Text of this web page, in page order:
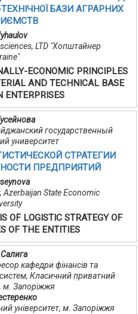
БАЗИ АГРАРНИХ
LTD "Хопштайнер
ECONOMIC PRINCIPLES
AND TECHNICAL BASE
ENTERPRISES
государственный
университет
СТРАТЕГИИ
ПРЕДПРИЯТИЙ
Azerbaijan State Economic
OF LOGISTIC STRATEGY OF
OF THE ENTITIES
кафедри фінансів та
Класичний приватний
м. Запоріжжя
університет, м. Запоріжжя